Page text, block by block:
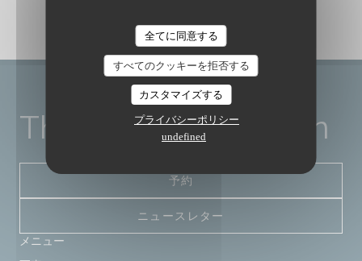
全てに同意する
すべてのクッキーを拒否する
カスタマイズする
プライバシーポリシー
undefined
The Friendly Kitchen
予約
ニュースレター
メニュー
The Friendly Kitchen